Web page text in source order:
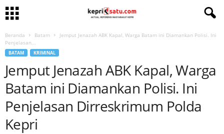
Beranda Batam
Jemput Jenazah ABK Kapal, Warga Batam ini Diamankan Polisi. Ini
Penjelasan...
BATAM KRIMINAL
Jemput Jenazah ABK Kapal, Warga
Batam ini Diamankan Polisi. Ini
Penjelasan Dirreskrimum Polda
Kepri